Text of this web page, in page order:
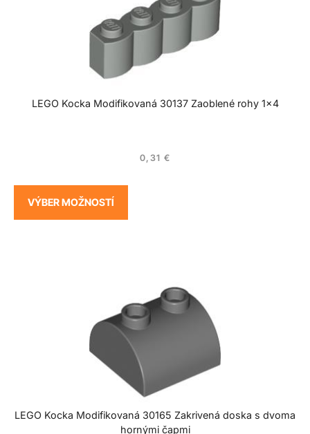
LEGO Kocka Modifikovaná 30137 Zaoblené rohy 1×4
0,31 €
VÝBER MOŽNOSTÍ
LEGO Kocka Modifikovaná 30165 Zakrivená doska s dvoma
hornými čapmi